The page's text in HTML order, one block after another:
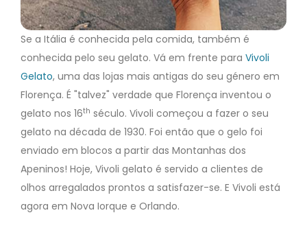
Se a Itália é conhecida pela comida, também é
conhecida pelo seu gelato. Vá em frente para Vivoli
Gelato, uma das lojas mais antigas do seu género em
Florença. É "talvez" verdade que Florença inventou o
gelato nos 16th século. Vivoli começou a fazer o seu
gelato na década de 1930. Foi então que o gelo foi
enviado em blocos a partir das Montanhas dos
Apeninos! Hoje, Vivoli gelato é servido a clientes de
olhos arregalados prontos a satisfazer-se. E Vivoli está
agora em Nova Iorque e Orlando.